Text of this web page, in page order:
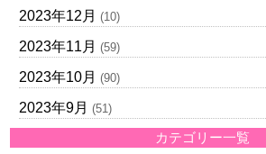
2023年12月 (10)
2023年11月 (59)
2023年10月 (90)
2023年9月 (51)
カテゴリー一覧